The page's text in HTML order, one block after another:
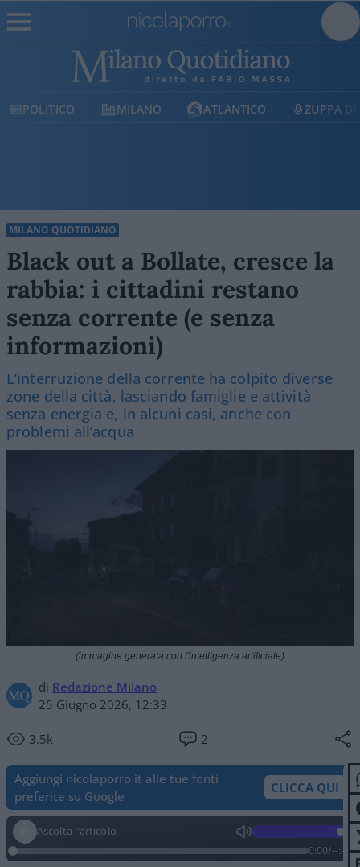
MILANO ATLANTICO ZUPPA DI PORRO
MILANO QUOTIDIANO
Black out a Bollate, cresce la
rabbia: i cittadini restano
senza corrente (e senza
informazioni)
L’interruzione della corrente ha colpito diverse
zone della città, lasciando famiglie e attività
senza energia e, in alcuni casi, anche con
problemi all’acqua
di Redazione Milano
25 Giugno 2026, 12:33
3.5k 2
(immagine generata con l'intelligenza artificiale)
Aggiungi nicolaporro.it alle tue fonti
preferite su Google
CLICCA QUI
Ascolta l'articolo
0:00/--:--